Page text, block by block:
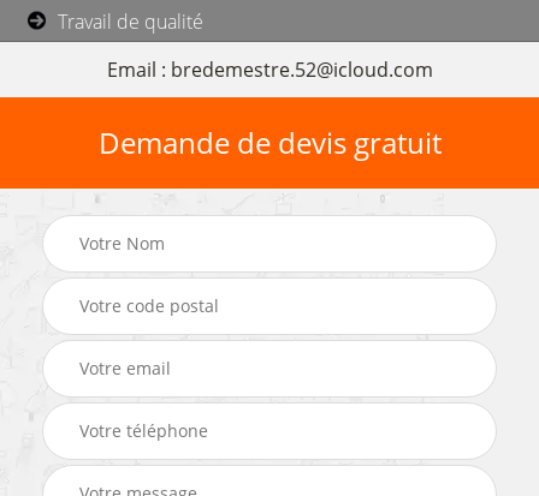
Travail de qualité
Email : bredemestre.52@icloud.com
Demande de devis gratuit